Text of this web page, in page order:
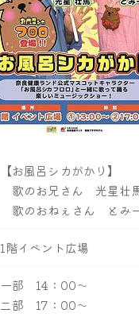
【お風呂シカがかり】
歌のお兄さん 光星壮
歌のおねぇさん とみ
1階イベント広場
一部 14：00～
二部 17：00～